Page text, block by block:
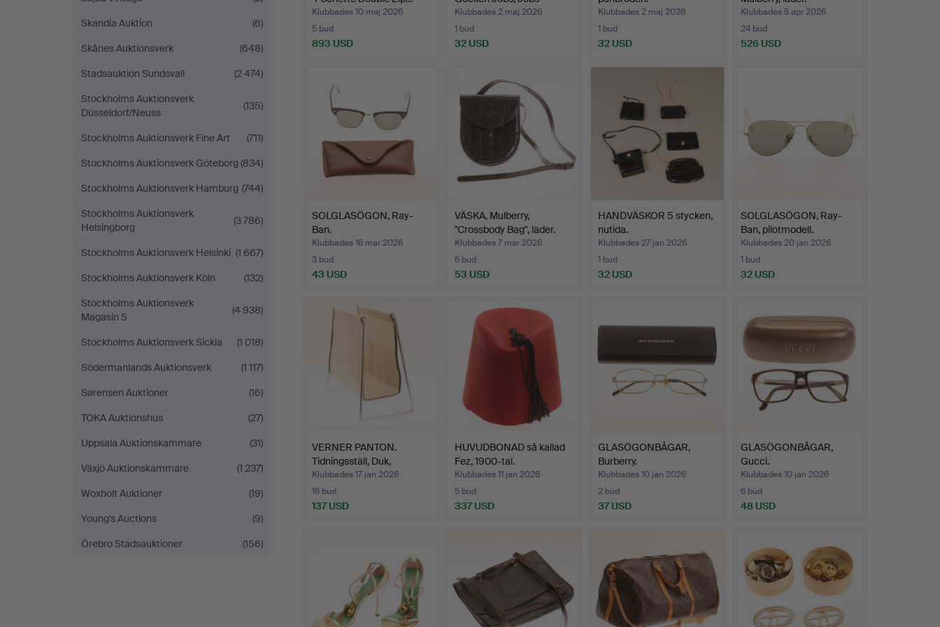
Skandia Auktion
(6)
Skånes Auktionsverk
(648)
Stadsauktion Sundsvall
(2 474)
Stockholms Auktionsverk
Düsseldorf/Neuss
(135)
Stockholms Auktionsverk Fine Art
(711)
Stockholms Auktionsverk Göteborg(834)
Stockholms Auktionsverk Hamburg (744)
Stockholms Auktionsverk
Helsingborg
(3 786)
Stockholms Auktionsverk Helsinki (1 667)
Stockholms Auktionsverk Köln
(132)
Stockholms Auktionsverk
Magasin 5
(4 938)
Stockholms Auktionsverk Sickla
(1 018)
Södermanlands Auktionsverk
(1 117)
Sørensen Auktioner
(16)
TOKA Auktionshus
(27)
Uppsala Auktionskammare
(31)
Växjö Auktionskammare
(1 237)
Woxholt Auktioner
(19)
Young's Auctions
(9)
Örebro Stadsauktioner
(156)
Klubbades 10 maj 2026
5 bud
893 USD
Handt…
Klubbades 2 maj 2026
1 bud
32 USD
Klubbades 2 maj 2026
1 bud
32 USD
Klubbades 5 apr 2026
24 bud
526 USD
SOLGLASÖGON, Ray-
Ban.
Klubbades 16 mar 2026
3 bud
43 USD
VÄSKA, Mulberry,
"Crossbody Bag", läder.
Klubbades 7 mar 2026
6 bud
53 USD
HANDVÄSKOR 5 stycken,
nutida.
Klubbades 27 jan 2026
1 bud
32 USD
SOLGLASÖGON, Ray-
Ban, pilotmodell.
Klubbades 20 jan 2026
1 bud
32 USD
VERNER PANTON.
Tidningsställ, Duk,
"Bachel…
Klubbades 17 jan 2026
16 bud
137 USD
HUVUDBONAD så kallad
Fez, 1900-tal.
Klubbades 11 jan 2026
5 bud
337 USD
GLASÖGONBÅGAR,
Burberry.
Klubbades 10 jan 2026
2 bud
37 USD
GLASÖGONBÅGAR,
Gucci.
Klubbades 10 jan 2026
6 bud
48 USD